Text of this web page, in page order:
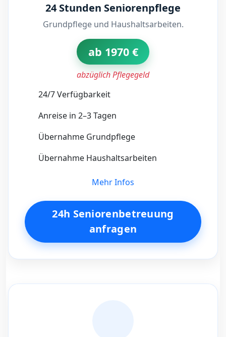
24 Stunden Seniorenpflege
Grundpflege und Haushaltsarbeiten.
ab 1970 €
abzüglich Pflegegeld
24/7 Verfügbarkeit
Anreise in 2–3 Tagen
Übernahme Grundpflege
Übernahme Haushaltsarbeiten
Mehr Infos
24h Seniorenbetreuung
anfragen